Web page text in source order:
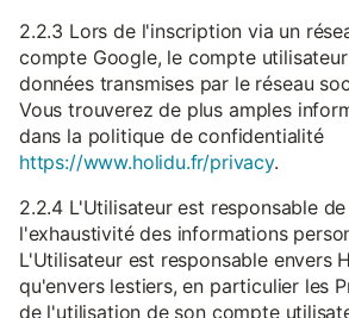
2.2.3 Lors de l'inscription via un
compte Google, le compte
données transmises par le réseau
Vous trouverez de plus amples
dans la politique de confidentialité
https://www.holidu.fr/privacy.
2.2.4 L'Utilisateur est responsable
l'exhaustivité des informations
L'Utilisateur est responsable envers
qu'envers lestiers, en particulier les
de l'utilisation de son compte